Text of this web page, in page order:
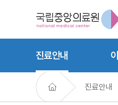
진료안내
진료안내